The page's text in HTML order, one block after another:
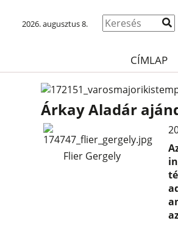
2026. augusztus 8.
CÍMLAP
Árkay Aladár
Flier Gergely